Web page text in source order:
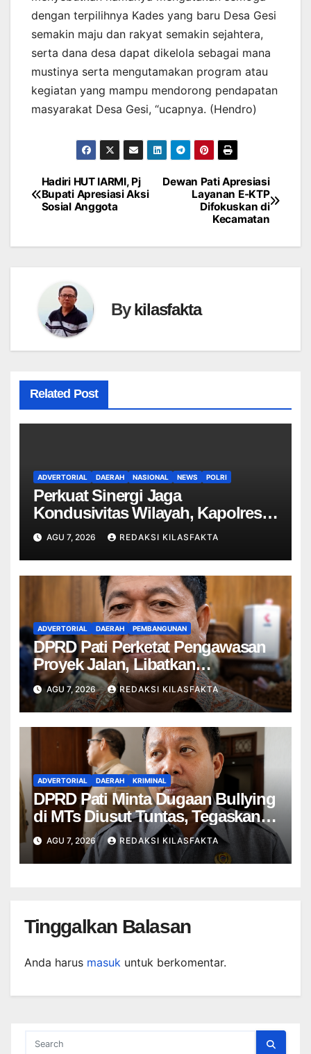
dengan terpilihnya Kades yang baru Desa Gesi
semakin maju dan rakyat semakin sejahtera,
serta dana desa dapat dikelola sebagai mana
mustinya serta mengutamakan program atau
kegiatan yang mampu mendorong pendapatan
masyarakat Desa Gesi, “ucapnya. (Hendro)
Navigasi
pos
Dewan Pati Apresiasi
Layanan E-KTP
Difokuskan di
Kecamatan
Hadiri HUT IARMI, Pj
Bupati Apresiasi Aksi
Sosial Anggota
Bykilasfakta
Related Post
ADVERTORIAL DAERAH NASIONAL NEWS POLRI
Perkuat Sinergi Jaga
Kondusivitas Wilayah, Kapolres
Ngawi Pimpin Curhat Kamtibmas
AGU 7, 2026 REDAKSI KILASFAKTA
ADVERTORIAL DAERAH PEMBANGUNAN
DPRD Pati Perketat Pengawasan
Proyek Jalan, Libatkan
Masyarakat Awasi Pelaksanaan
APBD
AGU 7, 2026 REDAKSI KILASFAKTA
ADVERTORIAL DAERAH KRIMINAL
DPRD Pati Minta Dugaan Bullying
di MTs Diusut Tuntas, Tegaskan
Tak Boleh Ada yang Ditutupi
AGU 7, 2026 REDAKSI KILASFAKTA
Tinggalkan Balasan
Anda harus masuk untuk berkomentar.